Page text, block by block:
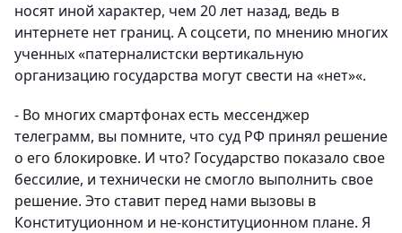
носят иной характер, чем 20 лет назад, ведь в
интернете нет границ. А соцсети, по мнению многих
ученных «патерналистски вертикальную
организацию государства могут свести на «нет»«.
- Во многих смартфонах есть мессенджер
телеграмм, вы помните, что суд РФ принял решение
о его блокировке. И что? Государство показало свое
бессилие, и технически не смогло выполнить свое
решение. Это ставит перед нами вызовы в
Конституционном и не-конституционном плане. Я